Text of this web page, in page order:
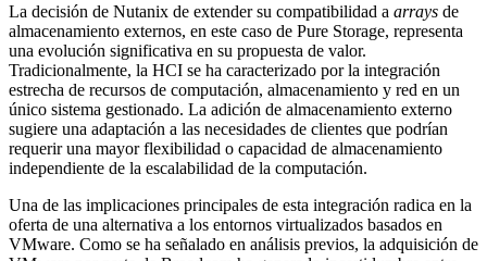
La decisión de Nutanix de extender su compatibilidad a arrays de
almacenamiento externos, en este caso de Pure Storage, representa
una evolución significativa en su propuesta de valor.
Tradicionalmente, la HCI se ha caracterizado por la integración
estrecha de recursos de computación, almacenamiento y red en un
único sistema gestionado. La adición de almacenamiento externo
sugiere una adaptación a las necesidades de clientes que podrían
requerir una mayor flexibilidad o capacidad de almacenamiento
independiente de la escalabilidad de la computación.
Una de las implicaciones principales de esta integración radica en la
oferta de una alternativa a los entornos virtualizados basados en
VMware. Como se ha señalado en análisis previos, la adquisición de